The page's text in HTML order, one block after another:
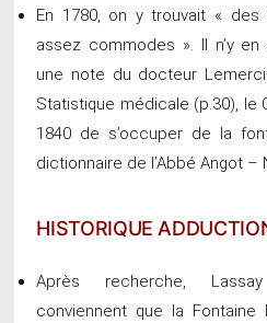
En 1780, on y trouvait «
assez commodes ». Il n’y
une note du docteur
Statistique médicale (p.30), le
1840 de s’occuper de la
dictionnaire de l’Abbé Angot –
HISTORIQUE
Après recherche,
conviennent que la